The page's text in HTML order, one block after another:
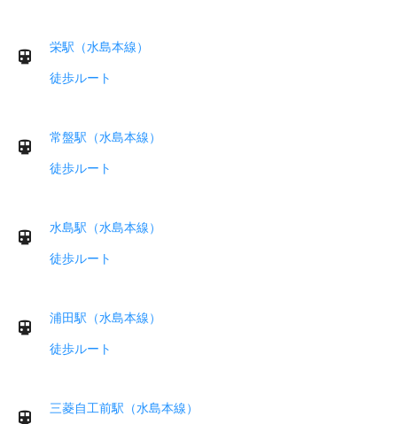
栄駅（水島本線）
徒歩ルート
常盤駅（水島本線）
徒歩ルート
水島駅（水島本線）
徒歩ルート
浦田駅（水島本線）
徒歩ルート
三菱自工前駅（水島本線）